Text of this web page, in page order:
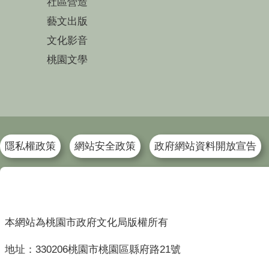
藝文出版
文化影音
桃園文學
隱私權政策 網站安全政策 政府網站資料開放宣告
本網站為桃園市政府文化局版權所有
地址：330206桃園市桃園區縣府路21號